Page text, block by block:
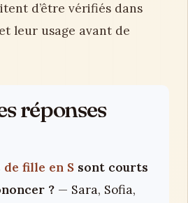
d’être vérifiés dans
leur usage avant de
réponses
fille en S sont courts
? — Sara, Sofia,